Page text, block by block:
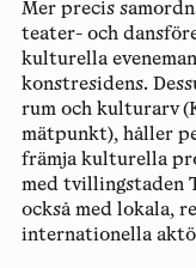
Mer precis
teater- och
kulturella
konstresidens.
rum och kulturarv
mätpunkt), håller
främja kulturella
med tvillingstaden
också med lokala,
internationella